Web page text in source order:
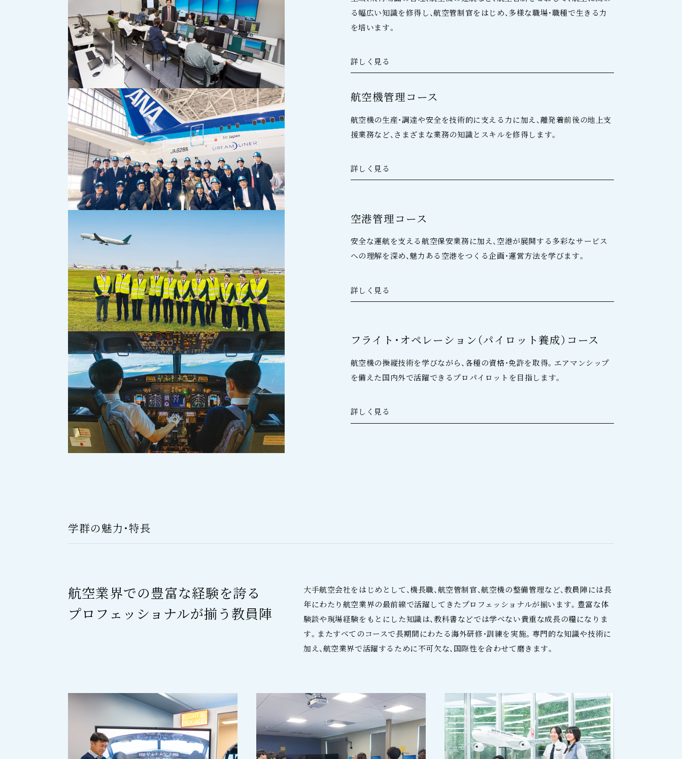
る幅広い知識を修得し、航空管制官をはじめ、多様な職場・職種で生きる力
を培います。
詳しく見る
航空機管理コース
航空機の生産・調達や安全を技術的に支える力に加え、離発着前後の地上支
援業務など、さまざまな業務の知識とスキルを修得します。
詳しく見る
︎空港管理コース
安全な運航を支える航空保安業務に加え、空港が展開する多彩なサービス
への理解を深め、魅力ある空港をつくる企画・運営方法を学びます。
詳しく見る
フライト・オペレーション（パイロット養成）コース
航空機の操縦技術を学びながら、各種の資格・免許を取得。エアマンシップ
を備えた国内外で活躍できるプロパイロットを目指します。
詳しく見る
学群の魅力・特長
航空業界での豊富な経験を誇る
プロフェッショナルが揃う教員陣
大手航空会社をはじめとして、機長職、航空管制官、航空機の整備管理など、教員陣には長
年にわたり航空業界の最前線で活躍してきたプロフェッショナルが揃います。豊富な体
験談や現場経験をもとにした知識は、教科書などでは学べない貴重な成長の糧になりま
す。またすべてのコースで長期間にわたる海外研修・訓練を実施。専門的な知識や技術に
加え、航空業界で活躍するために不可欠な、国際性を合わせて磨きます。